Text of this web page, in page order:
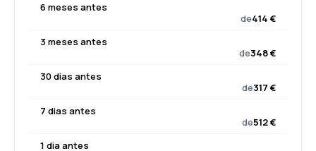
6 meses antes
de414 €
3 meses antes
de348 €
30 dias antes
de317 €
7 dias antes
de512 €
1 dia antes